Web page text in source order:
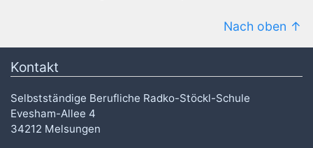
Nach oben
Kontakt
Selbstständige Berufliche Radko-Stöckl-Schule
Evesham-Allee 4
34212 Melsungen